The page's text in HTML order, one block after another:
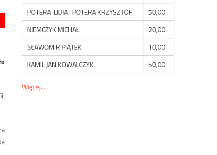
POTERA LIDIA i POTERA KRZYSZTOF
50,00
NIEMCZYK MICHAŁ
20,00
SŁAWOMIR PIĄTEK
10,00
KAMIL JAN KOWALCZYK
50,00
Więcej...